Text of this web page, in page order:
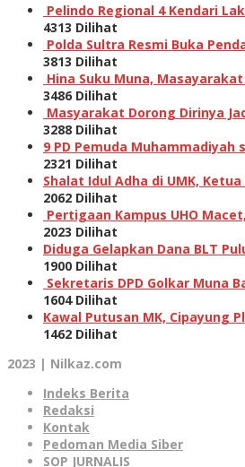
Pelindo Regional 4 Kendari
4313 Dilihat
Polda Sultra Resmi Buka
3813 Dilihat
Hina Suku Muna,
3486 Dilihat
Masyarakat Dorong Dirinya
3288 Dilihat
9 PD Pemuda
2321 Dilihat
Shalat Idul Adha di UMK,
2062 Dilihat
Pertigaan Kampus UHO
2023 Dilihat
Diduga Gelapkan Dana BLT
1900 Dilihat
Sekretaris DPD Golkar Muna
1604 Dilihat
Kawal Putusan MK, Cipayung
1462 Dilihat
2023 | Nilkaz.com
Indeks Berita
Redaksi
Kontak
Pedoman Media Siber
SOP JURNALIS